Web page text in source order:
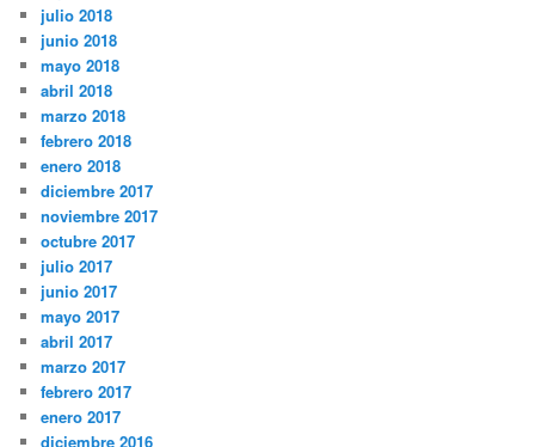
julio 2018
junio 2018
mayo 2018
abril 2018
marzo 2018
febrero 2018
enero 2018
diciembre 2017
noviembre 2017
octubre 2017
julio 2017
junio 2017
mayo 2017
abril 2017
marzo 2017
febrero 2017
enero 2017
diciembre 2016